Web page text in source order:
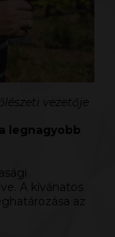
vezetője
legnagyobb
A kívánatos
az